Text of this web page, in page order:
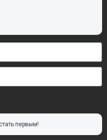
первым!